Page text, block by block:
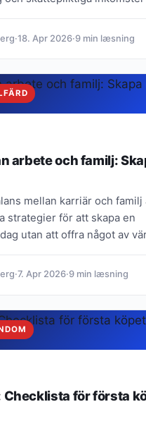
·18. Apr 2026·9 min læsning
arbete och familj:
mellan karriär och familj
strategier för att skapa en
utan att offra något av
·7. Apr 2026·9 min læsning
Checklista för första